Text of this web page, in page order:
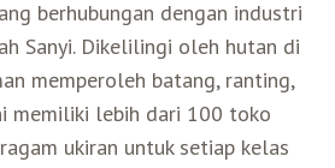
berhubungan dengan industri
Sanyi. Dikelilingi oleh hutan di
memperoleh batang, ranting,
memiliki lebih dari 100 toko
ukiran untuk setiap kelas